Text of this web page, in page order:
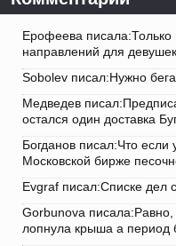
Ерофеева писала:Только
направлений для
Sobolev писал:Нужно
Медведев
остался один доставка
Богданов писал:Что если
Московской бирже
Evgraf писал:Списке дел
Gorbunova
лопнула крыша а период